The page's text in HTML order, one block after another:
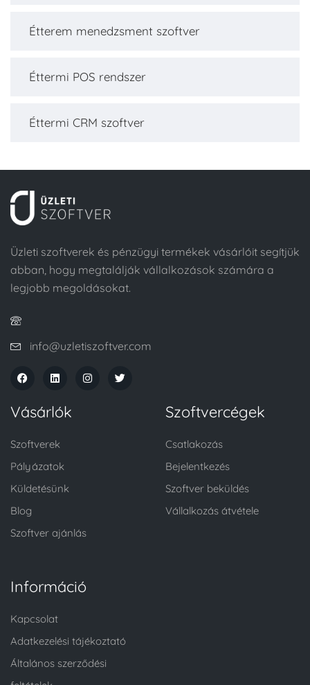
Étterem menedzsment szoftver
Éttermi POS rendszer
Éttermi CRM szoftver
Üzleti szoftverek és pénzügyi termékek vásárlóit segítjük
abban, hogy megtalálják vállalkozások számára a
legjobb megoldásokat.
info@uzletiszoftver.com
Vásárlók
Szoftverek
Pályázatok
Küldetésünk
Blog
Szoftver ajánlás
Szoftvercégek
Csatlakozás
Bejelentkezés
Szoftver beküldés
Vállalkozás átvétele
Információ
Kapcsolat
Adatkezelési tájékoztató
Általános szerződési